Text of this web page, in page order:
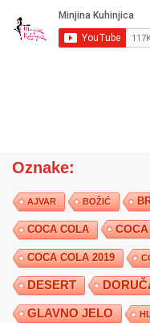
Oznake:
AJVAR BOŽIĆ
COCA COLA
COCA COLA 2019
DESERT
GLAVNO JELO